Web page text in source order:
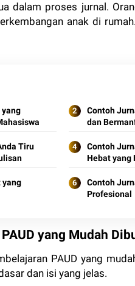
dalam proses jurnal.
anak di
yang
Contoh
dan
Tiru
Contoh
Hebat yang
yang
Contoh
Profesional
yang Mudah
PAUD yang
dan isi yang jelas.